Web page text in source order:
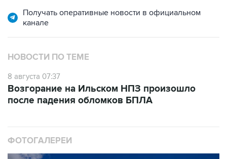
Получать оперативные новости в официальном
канале
НОВОСТИ ПО ТЕМЕ
8 августа 07:37
Возгорание на Ильском НПЗ произошло
после падения обломков БПЛА
ФОТОГАЛЕРЕИ